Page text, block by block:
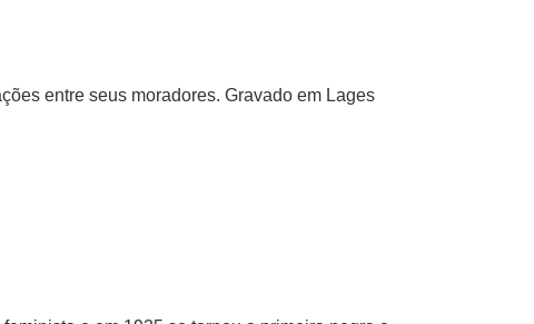
entre seus moradores. Gravado em Lages